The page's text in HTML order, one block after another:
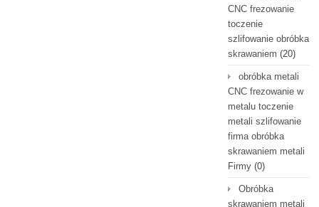
CNC frezowanie
toczenie
szlifowanie obróbka
skrawaniem (20)
obróbka metali
CNC frezowanie w
metalu toczenie
metali szlifowanie
firma obróbka
skrawaniem metali
Firmy (0)
Obróbka
skrawaniem metali